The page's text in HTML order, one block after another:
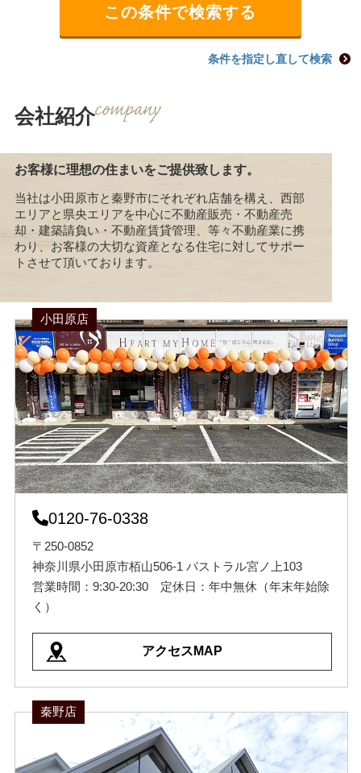
条件を指定し直して検索
会社紹介
お客様に理想の住まいをご提供致します。
当社は小田原市と秦野市にそれぞれ店舗を構え、西部
エリアと県央エリアを中心に不動産販売・不動産売
却・建築請負い・不動産賃貸管理、等々不動産業に携
わり、お客様の大切な資産となる住宅に対してサポー
トさせて頂いております。
小田原店
0120-76-0338
〒250-0852
神奈川県小田原市栢山506-1 パストラル宮ノ上103
営業時間：9:30-20:30 定休日：年中無休（年末年始除
く）
アクセスMAP
秦野店